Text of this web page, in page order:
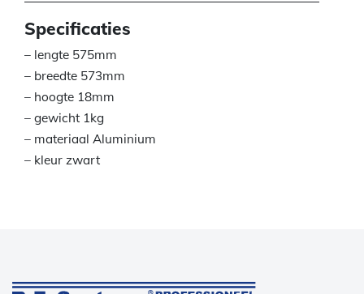
Specificaties
– lengte 575mm
– breedte 573mm
– hoogte 18mm
– gewicht 1kg
– materiaal Aluminium
– kleur zwart